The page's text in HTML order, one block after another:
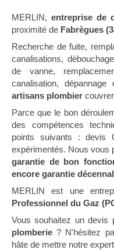
MERLIN, entreprise de
proximité de Fabrègues
Recherche de fuite,
canalisations,
de vanne,
canalisation,
artisans plombier
Parce que le bon
des compétences
points suivants : devis
expérimentés. Nous vous
garantie de bon
encore garantie
MERLIN est une
Professionnel du Gaz
Vous souhaitez un devis
plomberie ? N'hésitez
hâte de mettre notre